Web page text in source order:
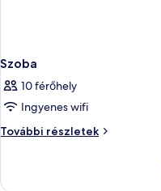
Szoba
10 férőhely
Ingyenes wifi
További részletek
Szoba